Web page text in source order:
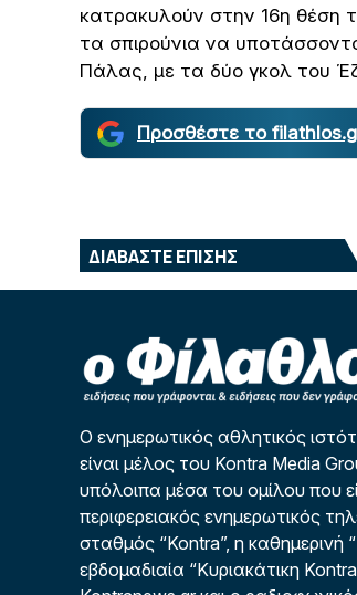
κατρακυλούν στην 16η θέση
τα σπιρούνια να
Πάλας, με τα δύο γκολ του
Προσθέστε το
ΔΙΑΒΑΣΤΕ ΕΠΙΣΗΣ
Ο ενημερωτικός αθλητικός
είναι μέλος του Kontra Media
υπόλοιπα μέσα του ομίλου που
περιφερειακός ενημερωτικός
σταθμός “Kontra”, η καθημερινή
εβδομαδιαία “Κυριακάτικη